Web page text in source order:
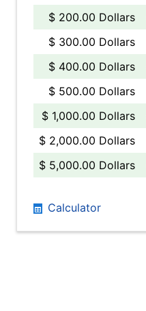
$ 200.00 Dollars
$ 300.00 Dollars
$ 400.00 Dollars
$ 500.00 Dollars
$ 1,000.00 Dollars
$ 2,000.00 Dollars
$ 5,000.00 Dollars
Calculator